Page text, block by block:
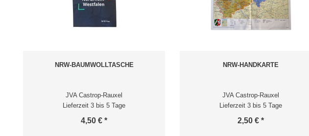
NRW-BAUMWOLLTASCHE
JVA Castrop-Rauxel
Lieferzeit 3 bis 5 Tage
4,50 € *
NRW-HANDKARTE
JVA Castrop-Rauxel
Lieferzeit 3 bis 5 Tage
2,50 € *